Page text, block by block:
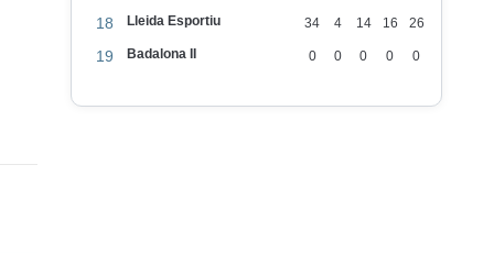
18 Lleida Esportiu 34 4 14 16 26
19 Badalona II 0 0 0 0 0